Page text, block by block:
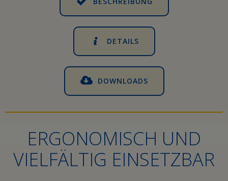
DETAILS
DOWNLOADS
ERGONOMISCH UND
VIELFÄLTIG EINSETZBAR